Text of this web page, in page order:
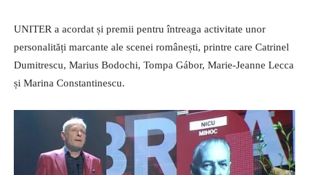
UNITER a acordat și premii pentru întreaga activitate unor
personalități marcante ale scenei românești, printre care Catrinel
Dumitrescu, Marius Bodochi, Tompa Gábor, Marie-Jeanne Lecca
și Marina Constantinescu.